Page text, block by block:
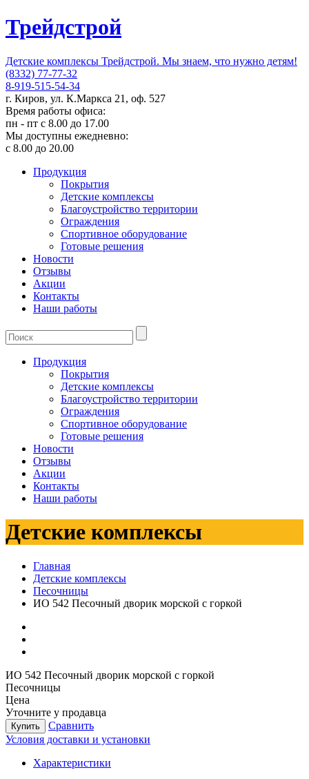
Трейдстрой
Детские комплексы Трейдстрой. Мы знаем, что нужно детям!
(8332) 77-77-32
8-919-515-54-34
г. Киров, ул. К.Маркса 21, оф. 527
Время работы офиса:
пн - пт с 8.00 до 17.00
Мы доступны ежедневно:
с 8.00 до 20.00
Продукция
Покрытия
Детские комплексы
Благоустройство территории
Ограждения
Спортивное оборудование
Готовые решения
Новости
Отзывы
Акции
Контакты
Наши работы
Продукция
Покрытия
Детские комплексы
Благоустройство территории
Ограждения
Спортивное оборудование
Готовые решения
Новости
Отзывы
Акции
Контакты
Наши работы
Детские комплексы
Главная
Детские комплексы
Песочницы
ИО 542 Песочный дворик морской с горкой
ИО 542 Песочный дворик морской с горкой
Песочницы
Цена
Уточните у продавца
Купить
Сравнить
Условия доставки и установки
Характеристики